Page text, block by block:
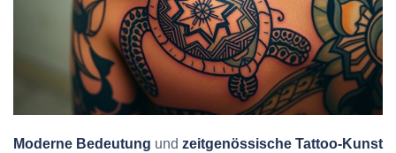
Moderne Bedeutung und zeitgenössische Tattoo-Kunst